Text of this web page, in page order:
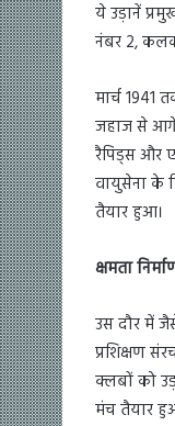
ये उड़ानें
नंबर 2,
मार्च 1941
जहाज से आगे
रैपिड्स और
वायुसेना के
तैयार हुआ।
क्षमता
उस दौर में
प्रशिक्षण
क्लबों को
मंच तैयार